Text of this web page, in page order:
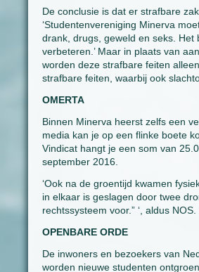
De conclusie is dat er strafbare
‘Studentenvereniging Minerva
drank, drugs, geweld en seks. Het
verbeteren.’ Maar in plaats van
worden deze strafbare feiten
strafbare feiten, waarbij ook
OMERTA
Binnen Minerva heerst zelfs een
media kan je op een flinke boete
Vindicat hangt je een som van
september 2016.
‘Ook na de groentijd kwamen
in elkaar is geslagen door twee
rechtssysteem voor.” ‘, aldus
OPENBARE ORDE
De inwoners en bezoekers van
worden nieuwe studenten